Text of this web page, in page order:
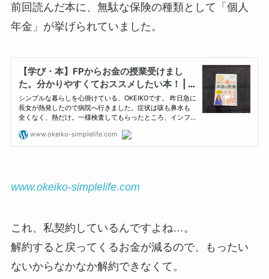
前回読んだ本に、無駄な保険の種類として「個人
年金」が挙げられていました。
www.okeiko-simplelife.com
これ、私契約しているんですよね…。
解約すると戻ってくるお金が減るので、もったい
ないからなかなか解約できなくて。